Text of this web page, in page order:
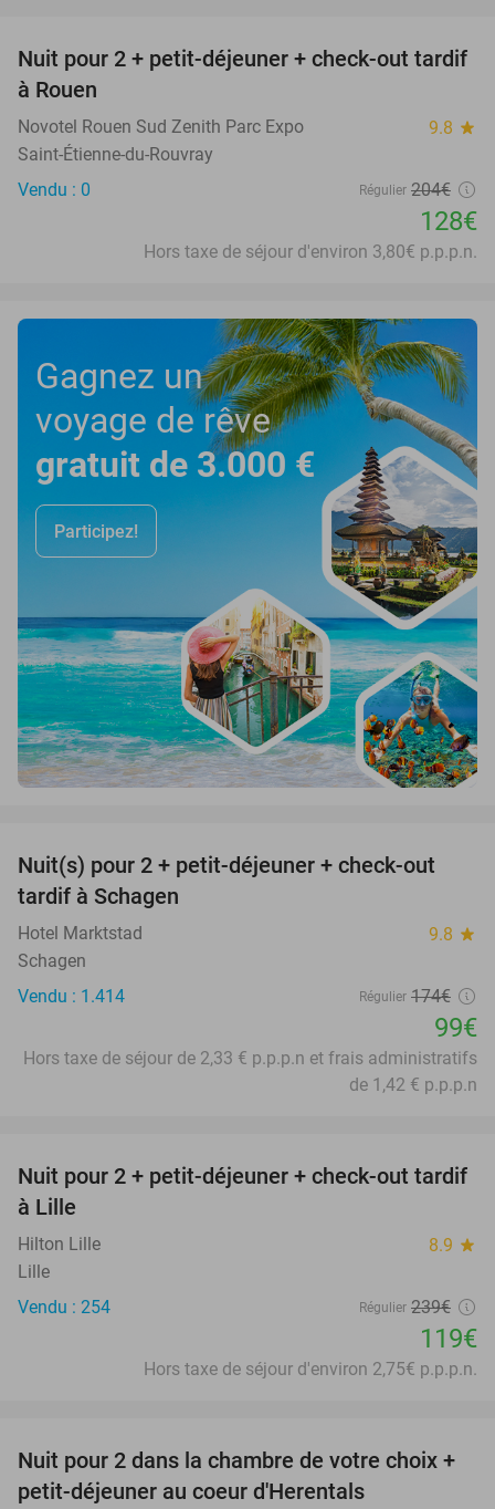
37%
Nuit pour 2 + petit-déjeuner + check-out tardif
à Rouen
Novotel Rouen Sud Zenith Parc Expo 9.8 star
Saint-Étienne-du-Rouvray
Vendu : 0
Régulier 204€
128€
Hors taxe de séjour d'environ 3,80€ p.p.p.n.
Gagnez un
voyage de rêve
gratuit de 3.000 €
Participez!
43%
Nuit(s) pour 2 + petit-déjeuner + check-out
tardif à Schagen
Hotel Marktstad 9.8 star
Schagen
Vendu : 1.414
Régulier 174€
99€
Hors taxe de séjour de 2,33 € p.p.p.n et frais administratifs
de 1,42 € p.p.p.n
50%
Nuit pour 2 + petit-déjeuner + check-out tardif
à Lille
Hilton Lille 8.9 star
Lille
Vendu : 254
Régulier 239€
119€
Hors taxe de séjour d'environ 2,75€ p.p.p.n.
43%
Nuit pour 2 dans la chambre de votre choix +
petit-déjeuner au coeur d'Herentals